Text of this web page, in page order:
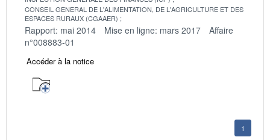
CONSEIL GENERAL DE L'ALIMENTATION, DE L'AGRICULTURE ET DES
ESPACES RURAUX (CGAAER)
Rapport: mai 2014 Mise en ligne: mars 2017
Affaire
n°008883-01
Accéder à la notice
1